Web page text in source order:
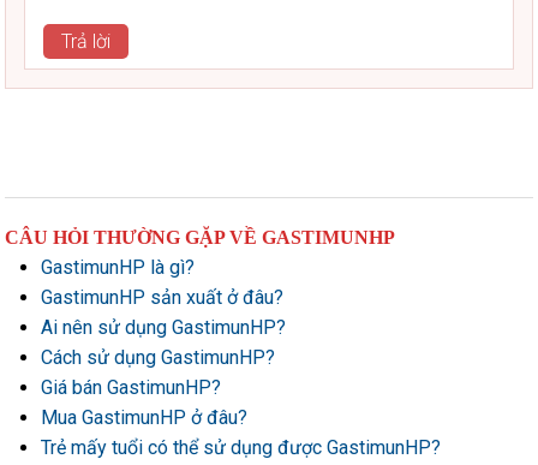
Trả lời
CÂU HỎI THƯỜNG GẶP VỀ GASTIMUNHP
GastimunHP là gì?
GastimunHP sản xuất ở đâu?
Ai nên sử dụng GastimunHP?
Cách sử dụng GastimunHP?
Giá bán GastimunHP?
Mua GastimunHP ở đâu?
Trẻ mấy tuổi có thể sử dụng được GastimunHP?